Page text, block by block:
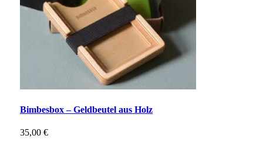
Bimbesbox – Geldbeutel aus Holz
35,00 €